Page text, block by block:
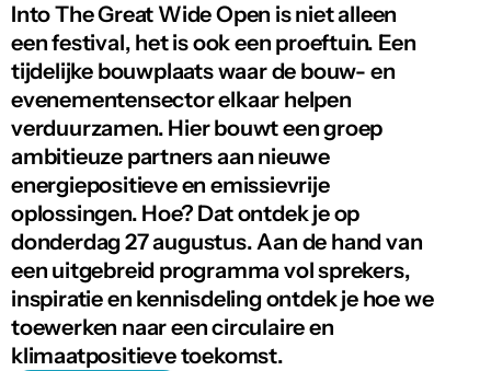
Into The Great Wide Open is niet alleen
een festival, het is ook een proeftuin. Een
tijdelijke bouwplaats waar de bouw- en
evenementensector elkaar helpen
verduurzamen. Hier bouwt een groep
ambitieuze partners aan nieuwe
energiepositieve en emissievrije
oplossingen. Hoe? Dat ontdek je op
donderdag 27 augustus. Aan de hand van
een uitgebreid programma vol sprekers,
inspiratie en kennisdeling ontdek je hoe we
toewerken naar een circulaire en
klimaatpositieve toekomst.